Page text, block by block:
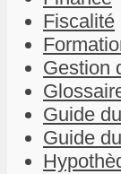
Fiscalité
Gestion
Guide
Guide